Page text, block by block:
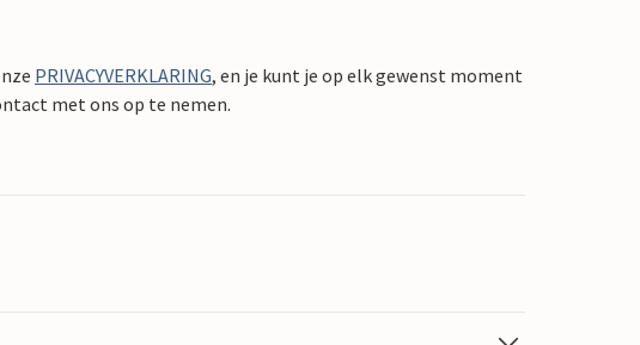
PRIVACYVERKLARING, en je kunt je op elk gewenst moment
met ons op te nemen.